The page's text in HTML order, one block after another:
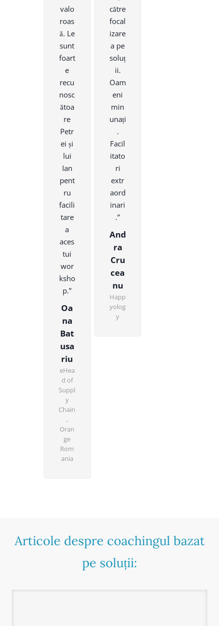
valo
roas
ă. Le
sunt
foart
e
recu
nosc
ătoa
re
Petr
ei și
lui
Ian
pent
ru
facili
tare
a
aces
tui
wor
ksho
p.”
Oa
na
Bat
usa
riu
eHea
d of
Suppl
y
Chain
,
Oran
ge
Rom
ania
către
focal
izare
a pe
soluț
ii.
Oam
eni
min
unați
.
Facil
itato
ri
extr
aord
inari
.”
And
ra
Cru
cea
nu
Happ
yolog
y
Articole despre coachingul bazat
pe soluții: